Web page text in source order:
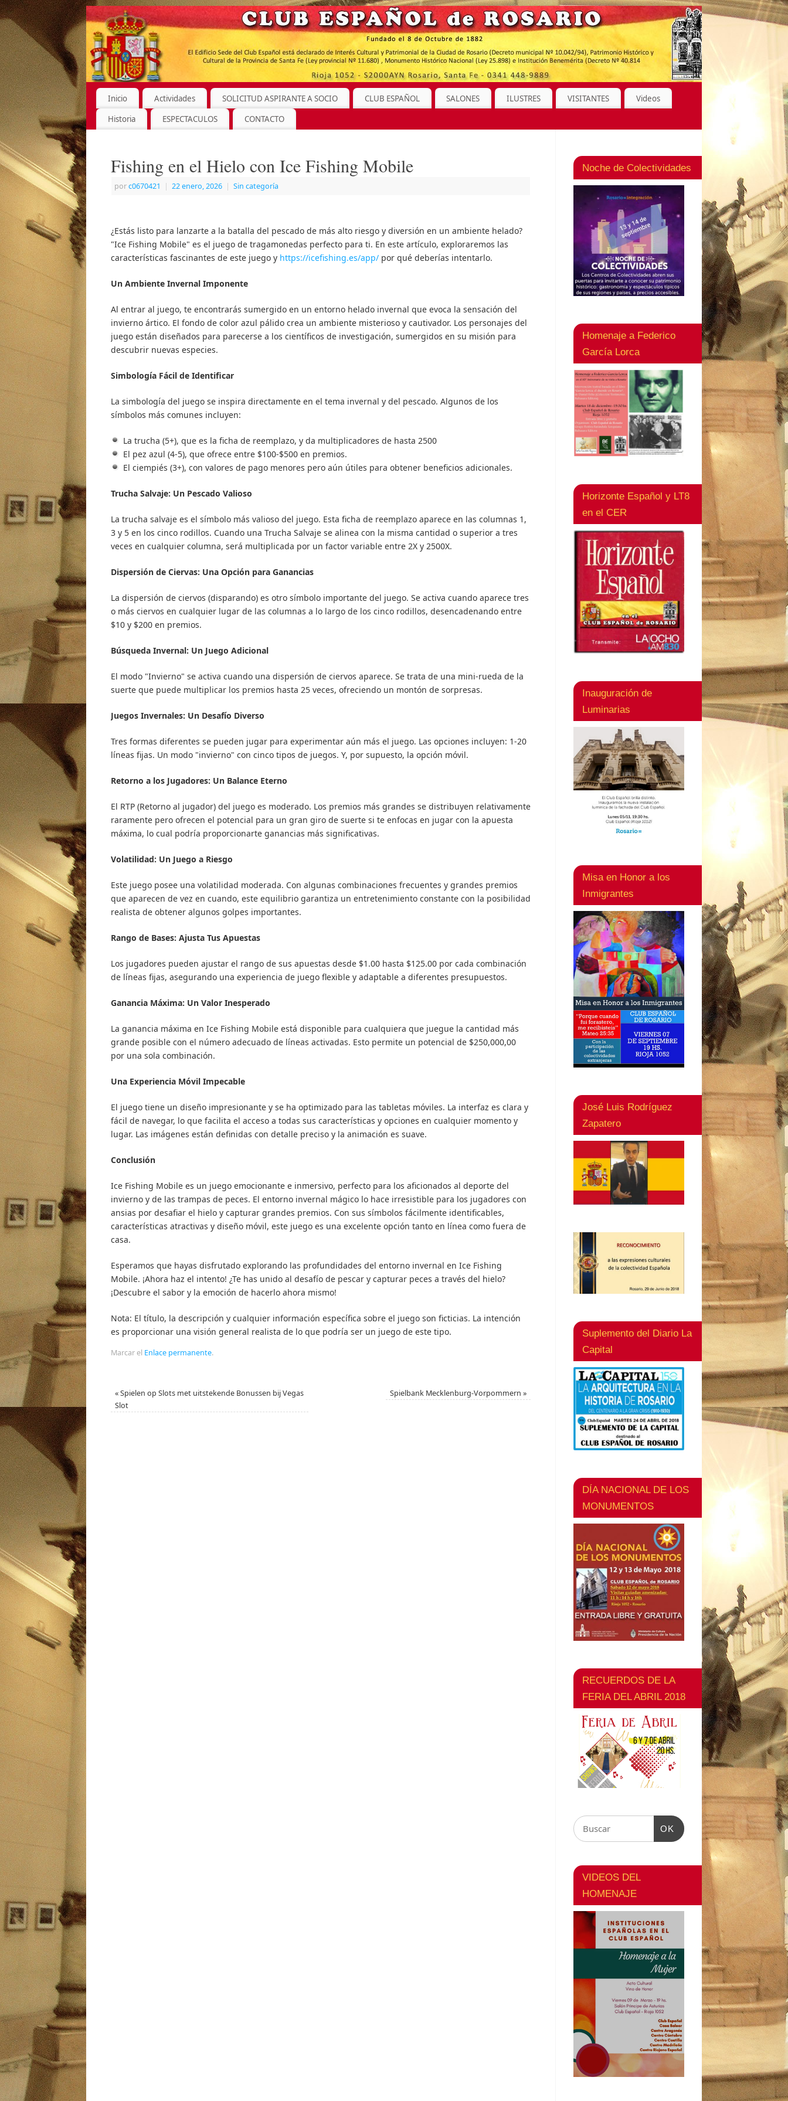
Inicio Actividades SOLICITUD ASPIRANTE A SOCIO CLUB ESPAÑOL SALONES ILUSTRES VISITANTES
Videos
Historia
ESPECTACULOS CONTACTO
Fishing en el Hielo con Ice Fishing Mobile
porc0670421 | 22 enero, 2026 | Sin categoría
¿Estás listo para lanzarte a la batalla del pescado de más alto riesgo y diversión en un ambiente helado?
"Ice Fishing Mobile" es el juego de tragamonedas perfecto para ti. En este artículo, exploraremos las
características fascinantes de este juego y https://icefishing.es/app/ por qué deberías intentarlo.
Un Ambiente Invernal Imponente
Al entrar al juego, te encontrarás sumergido en un entorno helado invernal que evoca la sensación del
invierno ártico. El fondo de color azul pálido crea un ambiente misterioso y cautivador. Los personajes del
juego están diseñados para parecerse a los científicos de investigación, sumergidos en su misión para
descubrir nuevas especies.
Simbología Fácil de Identificar
La simbología del juego se inspira directamente en el tema invernal y del pescado. Algunos de los
símbolos más comunes incluyen:
La trucha (5+), que es la ficha de reemplazo, y da multiplicadores de hasta 2500
El pez azul (4-5), que ofrece entre $100-$500 en premios.
El ciempiés (3+), con valores de pago menores pero aún útiles para obtener beneficios adicionales.
Trucha Salvaje: Un Pescado Valioso
La trucha salvaje es el símbolo más valioso del juego. Esta ficha de reemplazo aparece en las columnas 1,
3 y 5 en los cinco rodillos. Cuando una Trucha Salvaje se alinea con la misma cantidad o superior a tres
veces en cualquier columna, será multiplicada por un factor variable entre 2X y 2500X.
Dispersión de Ciervas: Una Opción para Ganancias
La dispersión de ciervos (disparando) es otro símbolo importante del juego. Se activa cuando aparece tres
o más ciervos en cualquier lugar de las columnas a lo largo de los cinco rodillos, desencadenando entre
$10 y $200 en premios.
Búsqueda Invernal: Un Juego Adicional
El modo "Invierno" se activa cuando una dispersión de ciervos aparece. Se trata de una mini-rueda de la
suerte que puede multiplicar los premios hasta 25 veces, ofreciendo un montón de sorpresas.
Juegos Invernales: Un Desafío Diverso
Tres formas diferentes se pueden jugar para experimentar aún más el juego. Las opciones incluyen: 1-20
líneas fijas. Un modo "invierno" con cinco tipos de juegos. Y, por supuesto, la opción móvil.
Retorno a los Jugadores: Un Balance Eterno
El RTP (Retorno al jugador) del juego es moderado. Los premios más grandes se distribuyen relativamente
raramente pero ofrecen el potencial para un gran giro de suerte si te enfocas en jugar con la apuesta
máxima, lo cual podría proporcionarte ganancias más significativas.
Volatilidad: Un Juego a Riesgo
Este juego posee una volatilidad moderada. Con algunas combinaciones frecuentes y grandes premios
que aparecen de vez en cuando, este equilibrio garantiza un entretenimiento constante con la posibilidad
realista de obtener algunos golpes importantes.
Rango de Bases: Ajusta Tus Apuestas
Los jugadores pueden ajustar el rango de sus apuestas desde $1.00 hasta $125.00 por cada combinación
de líneas fijas, asegurando una experiencia de juego flexible y adaptable a diferentes presupuestos.
Ganancia Máxima: Un Valor Inesperado
La ganancia máxima en Ice Fishing Mobile está disponible para cualquiera que juegue la cantidad más
grande posible con el número adecuado de líneas activadas. Esto permite un potencial de $250,000,00
por una sola combinación.
Una Experiencia Móvil Impecable
El juego tiene un diseño impresionante y se ha optimizado para las tabletas móviles. La interfaz es clara y
fácil de navegar, lo que facilita el acceso a todas sus características y opciones en cualquier momento y
lugar. Las imágenes están definidas con detalle preciso y la animación es suave.
Conclusión
Ice Fishing Mobile es un juego emocionante e inmersivo, perfecto para los aficionados al deporte del
invierno y de las trampas de peces. El entorno invernal mágico lo hace irresistible para los jugadores con
ansias por desafiar el hielo y capturar grandes premios. Con sus símbolos fácilmente identificables,
características atractivas y diseño móvil, este juego es una excelente opción tanto en línea como fuera de
casa.
Esperamos que hayas disfrutado explorando las profundidades del entorno invernal en Ice Fishing
Mobile. ¡Ahora haz el intento! ¿Te has unido al desafío de pescar y capturar peces a través del hielo?
¡Descubre el sabor y la emoción de hacerlo ahora mismo!
Nota: El título, la descripción y cualquier información específica sobre el juego son ficticias. La intención
es proporcionar una visión general realista de lo que podría ser un juego de este tipo.
Marcar el Enlace permanente.
«Spielen op Slots met uitstekende Bonussen bij Vegas
Slot
Spielbank Mecklenburg-Vorpommern »
Noche de Colectividades
Homenaje a Federico
García Lorca
Horizonte Español y LT8
en el CER
Inauguración de
Luminarias
Misa en Honor a los
Inmigrantes
José Luis Rodríguez
Zapatero
Suplemento del Diario La
Capital
DÍA NACIONAL DE LOS
MONUMENTOS
RECUERDOS DE LA
FERIA DEL ABRIL 2018
OK
VIDEOS DEL
HOMENAJE